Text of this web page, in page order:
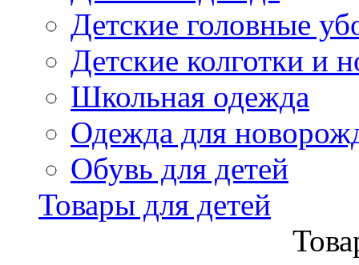
Детские головные
Детские колготки и
Школьная одежда
Одежда для
Обувь для детей
Товары для детей